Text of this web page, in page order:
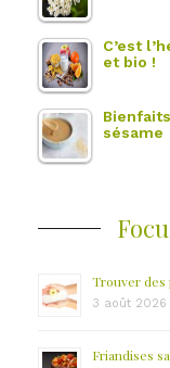
C’est
et bio !
sésame
Trouver des
3 août 2026
Friandises